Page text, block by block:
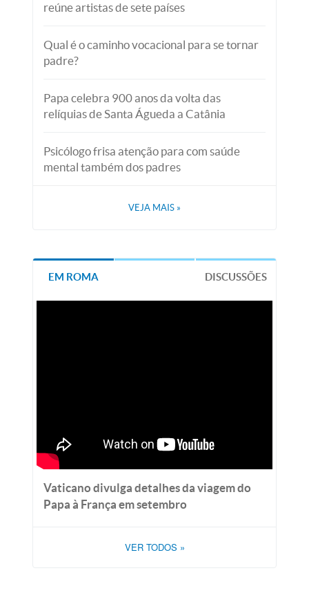
reúne artistas de sete países
Qual é o caminho vocacional para se tornar
padre?
Papa celebra 900 anos da volta das
relíquias de Santa Águeda a Catânia
Psicólogo frisa atenção para com saúde
mental também dos padres
VEJA MAIS »
EM ROMA DISCUSSÕES
Vaticano divulga detalhes da viagem do
Papa à França em setembro
VER TODOS »